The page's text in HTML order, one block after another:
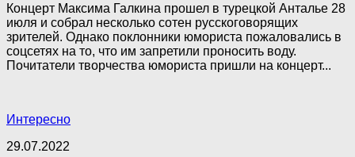
Концерт Максима Галкина прошел в турецкой Анталье 28
июля и собрал несколько сотен русскоговорящих
зрителей. Однако поклонники юмориста пожаловались в
соцсетях на то, что им запретили проносить воду.
Почитатели творчества юмориста пришли на концерт...
Интересно
29.07.2022